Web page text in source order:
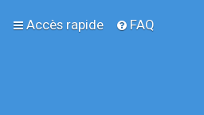
Accès rapide FAQ